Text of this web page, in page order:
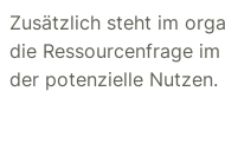
Zusätzlich steht im
die Ressourcenfrage
der potenzielle Nutzen.